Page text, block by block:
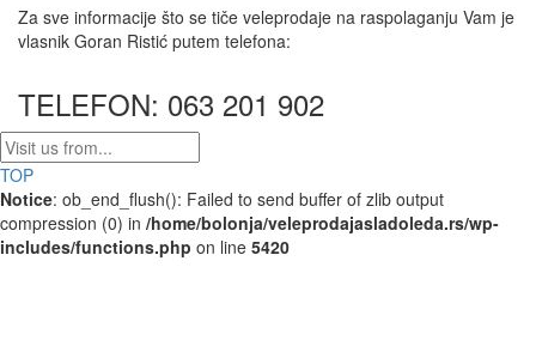
Za sve informacije što se tiče veleprodaje na raspolaganju Vam je
vlasnik Goran Ristić putem telefona:
TELEFON: 063 201 902
TOP
Notice: ob_end_flush(): Failed to send buffer of zlib output
compression (0) in /home/bolonja/veleprodajasladoleda.rs/wp-
includes/functions.php on line 5420